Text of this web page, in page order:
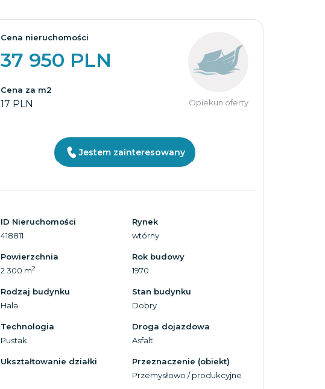
Cena nieruchomości
37 950 PLN
Cena za m2
17 PLN Opiekun oferty
Jestem zainteresowany
ID Nieruchomości
418811
Rynek
wtórny
Powierzchnia
2 300 m2
Rok budowy
1970
Rodzaj budynku
Hala
Stan budynku
Dobry
Technologia
Pustak
Droga dojazdowa
Asfalt
Ukształtowanie działki
Przeznaczenie (obiekt)
Przemysłowo / produkcyjne